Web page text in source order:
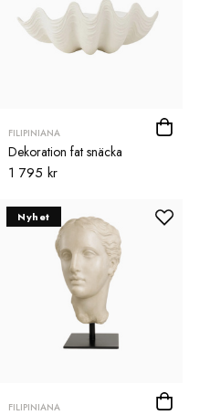
FILIPINIANA
Dekoration fat snäcka
1 795 kr
Nyhet
FILIPINIANA